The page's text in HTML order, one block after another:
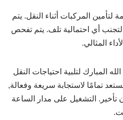
المركبات أثناء النقل. يتم
أي احتمالية تلف. يتم تفحص
المثالي.
المبارك لتلبية احتياجات النقل
تمامًا لاستجابة سريعة وفعالة,
التشغيل على مدار الساعة